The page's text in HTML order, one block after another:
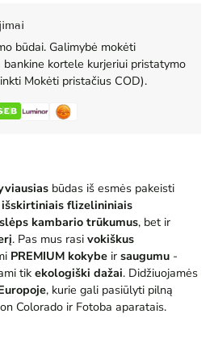
būdai. Galimybė mokėti
bankine kortele kurjeriui pristatymo
Mokėti pristačius COD).
būdas iš esmės pakeisti
išskirtiniais flizelininiais
kambario trūkumus, bet ir
. Pas mus rasi vokiškus
PREMIUM kokybe ir saugumu -
tik ekologiški dažai. Didžiuojamės
, kurie gali pasiūlyti pilną
Colorado ir Fotoba aparatais.